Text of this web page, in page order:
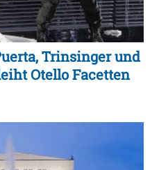
Trinsinger und
Otello Facetten